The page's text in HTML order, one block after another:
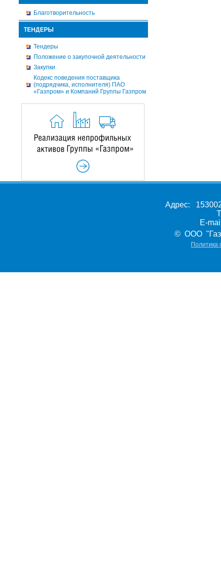
Благотворительность
ТЕНДЕРЫ
Тендеры
Положение о закупочной деятельности
Закупки
Кодекс поведения поставщика
(подрядчика, исполнителя) ПАО
«Газпром» и Компаний Группы Газпром
Адрес:
E-
© ООО
Политика